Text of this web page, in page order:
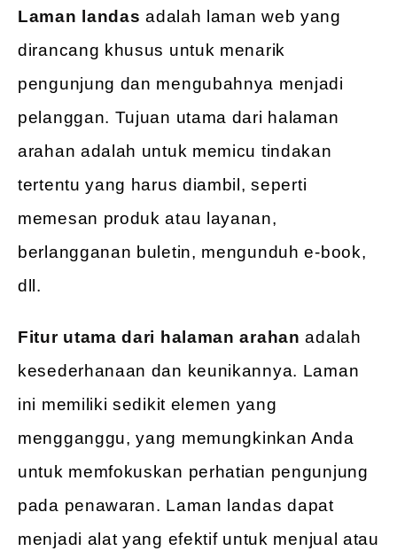
Laman landas adalah laman web yang
dirancang khusus untuk menarik
pengunjung dan mengubahnya menjadi
pelanggan. Tujuan utama dari halaman
arahan adalah untuk memicu tindakan
tertentu yang harus diambil, seperti
memesan produk atau layanan,
berlangganan buletin, mengunduh e-book,
dll.
Fitur utama dari halaman arahan adalah
kesederhanaan dan keunikannya. Laman
ini memiliki sedikit elemen yang
mengganggu, yang memungkinkan Anda
untuk memfokuskan perhatian pengunjung
pada penawaran. Laman landas dapat
menjadi alat yang efektif untuk menjual atau